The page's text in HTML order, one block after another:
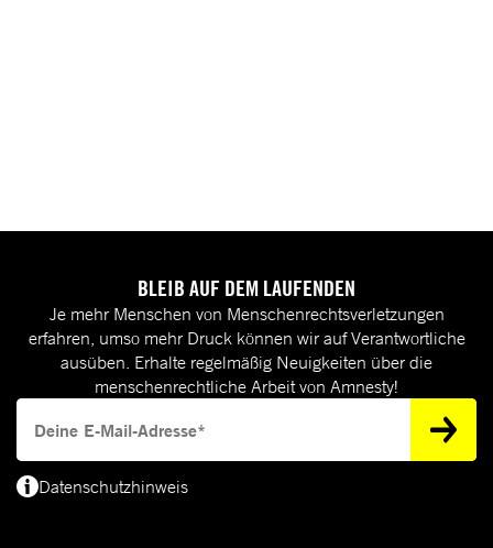
BLEIB AUF DEM LAUFENDEN
Je mehr Menschen von Menschenrechtsverletzungen
erfahren, umso mehr Druck können wir auf Verantwortliche
ausüben. Erhalte regelmäßig Neuigkeiten über die
menschenrechtliche Arbeit von Amnesty!
Datenschutzhinweis